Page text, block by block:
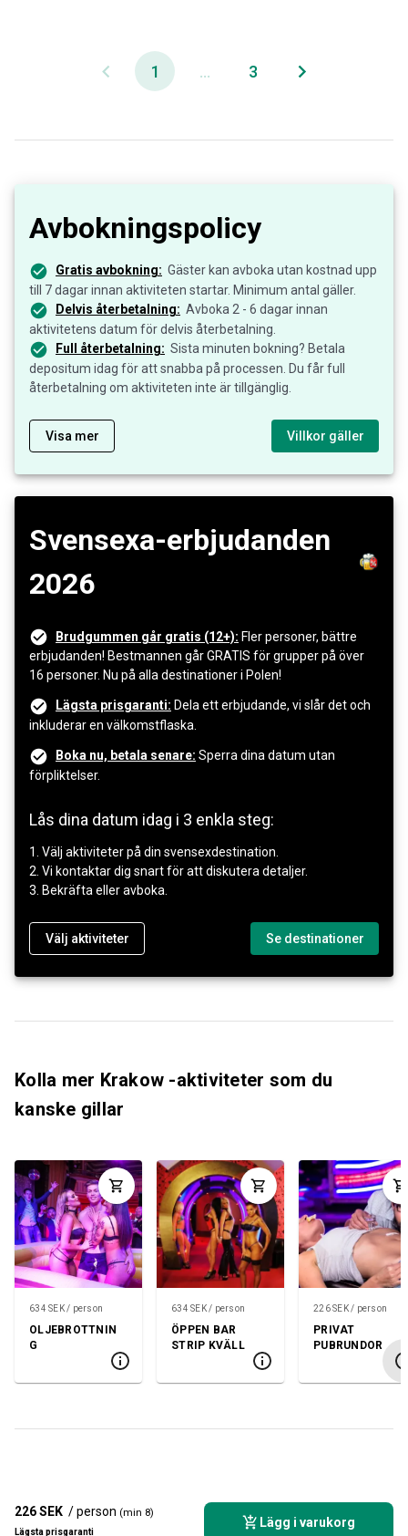
1 ... 3
Avbokningspolicy
Gratis avbokning: Gäster kan avboka utan kostnad upp
till 7 dagar innan aktiviteten startar. Minimum antal gäller.
Delvis återbetalning: Avboka 2 - 6 dagar innan
aktivitetens datum för delvis återbetalning.
Full återbetalning: Sista minuten bokning? Betala
depositum idag för att snabba på processen. Du får full
återbetalning om aktiviteten inte är tillgänglig.
Visa mer Villkor gäller
Svensexa-erbjudanden
2026
Brudgummen går gratis (12+): Fler personer, bättre
erbjudanden! Bestmannen går GRATIS för grupper på över
16 personer. Nu på alla destinationer i Polen!
Lägsta prisgaranti: Dela ett erbjudande, vi slår det och
inkluderar en välkomstflaska.
Boka nu, betala senare: Sperra dina datum utan
förpliktelser.
Lås dina datum idag i 3 enkla steg:
1. Välj aktiviteter på din svensexdestination.
2. Vi kontaktar dig snart för att diskutera detaljer.
3. Bekräfta eller avboka.
Välj aktiviteter Se destinationer
Kolla mer Krakow -aktiviteter som du
kanske gillar
634 SEK / person
OLJEBROTTNIN
G
634 SEK / person
ÖPPEN BAR
STRIP KVÄLL
226 SEK / person
PRIVAT
PUBRUNDOR
226 SEK / person (min 8)
Lägsta prisgaranti
Lägg i varukorg